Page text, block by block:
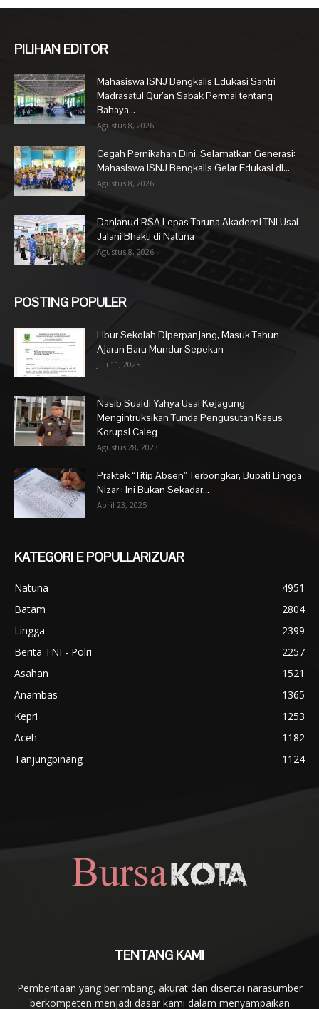
PILIHAN EDITOR
Mahasiswa ISNJ Bengkalis Edukasi Santri
Madrasatul Qur’an Sabak Permai tentang
Bahaya...
Agustus 8, 2026
Cegah Pernikahan Dini, Selamatkan Generasi:
Mahasiswa ISNJ Bengkalis Gelar Edukasi di...
Agustus 8, 2026
Danlanud RSA Lepas Taruna Akademi TNI Usai
Jalani Bhakti di Natuna
Agustus 8, 2026
POSTING POPULER
Libur Sekolah Diperpanjang, Masuk Tahun
Ajaran Baru Mundur Sepekan
Juli 11, 2025
Nasib Suaidi Yahya Usai Kejagung
Mengintruksikan Tunda Pengusutan Kasus
Korupsi Caleg
Agustus 28, 2023
Praktek “Titip Absen” Terbongkar, Bupati Lingga
Nizar : Ini Bukan Sekadar...
April 23, 2025
KATEGORI E POPULLARIZUAR
Natuna
4951
Batam
2804
Lingga
2399
Berita TNI - Polri
2257
Asahan
1521
Anambas
1365
Kepri
1253
Aceh
1182
Tanjungpinang
1124
TENTANG KAMI
Pemberitaan yang berimbang, akurat dan disertai narasumber
berkompeten menjadi dasar kami dalam menyampaikan